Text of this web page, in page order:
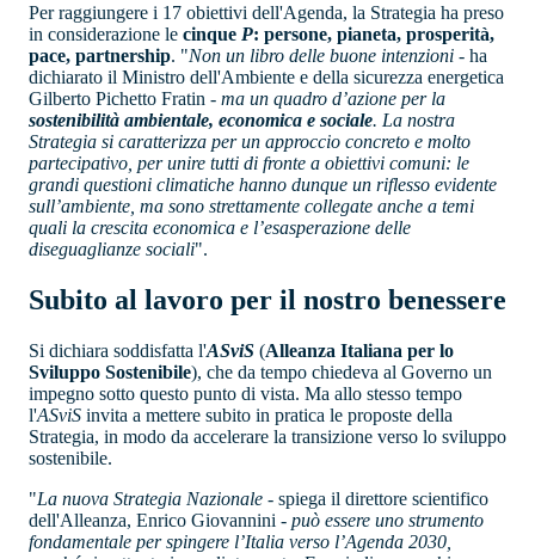
Per raggiungere i 17 obiettivi dell'Agenda, la Strategia ha preso
in considerazione le cinque P: persone, pianeta, prosperità,
pace, partnership. "Non un libro delle buone intenzioni - ha
dichiarato il Ministro dell'Ambiente e della sicurezza energetica
Gilberto Pichetto Fratin - ma un quadro d’azione per la
sostenibilità ambientale, economica e sociale. La nostra
Strategia si caratterizza per un approccio concreto e molto
partecipativo, per unire tutti di fronte a obiettivi comuni: le
grandi questioni climatiche hanno dunque un riflesso evidente
sull’ambiente, ma sono strettamente collegate anche a temi
quali la crescita economica e l’esasperazione delle
diseguaglianze sociali".
Subito al lavoro per il nostro benessere
Si dichiara soddisfatta l'ASviS (Alleanza Italiana per lo
Sviluppo Sostenibile), che da tempo chiedeva al Governo un
impegno sotto questo punto di vista. Ma allo stesso tempo
l'ASviS invita a mettere subito in pratica le proposte della
Strategia, in modo da accelerare la transizione verso lo sviluppo
sostenibile.
"La nuova Strategia Nazionale - spiega il direttore scientifico
dell'Alleanza, Enrico Giovannini - può essere uno strumento
fondamentale per spingere l’Italia verso l’Agenda 2030,